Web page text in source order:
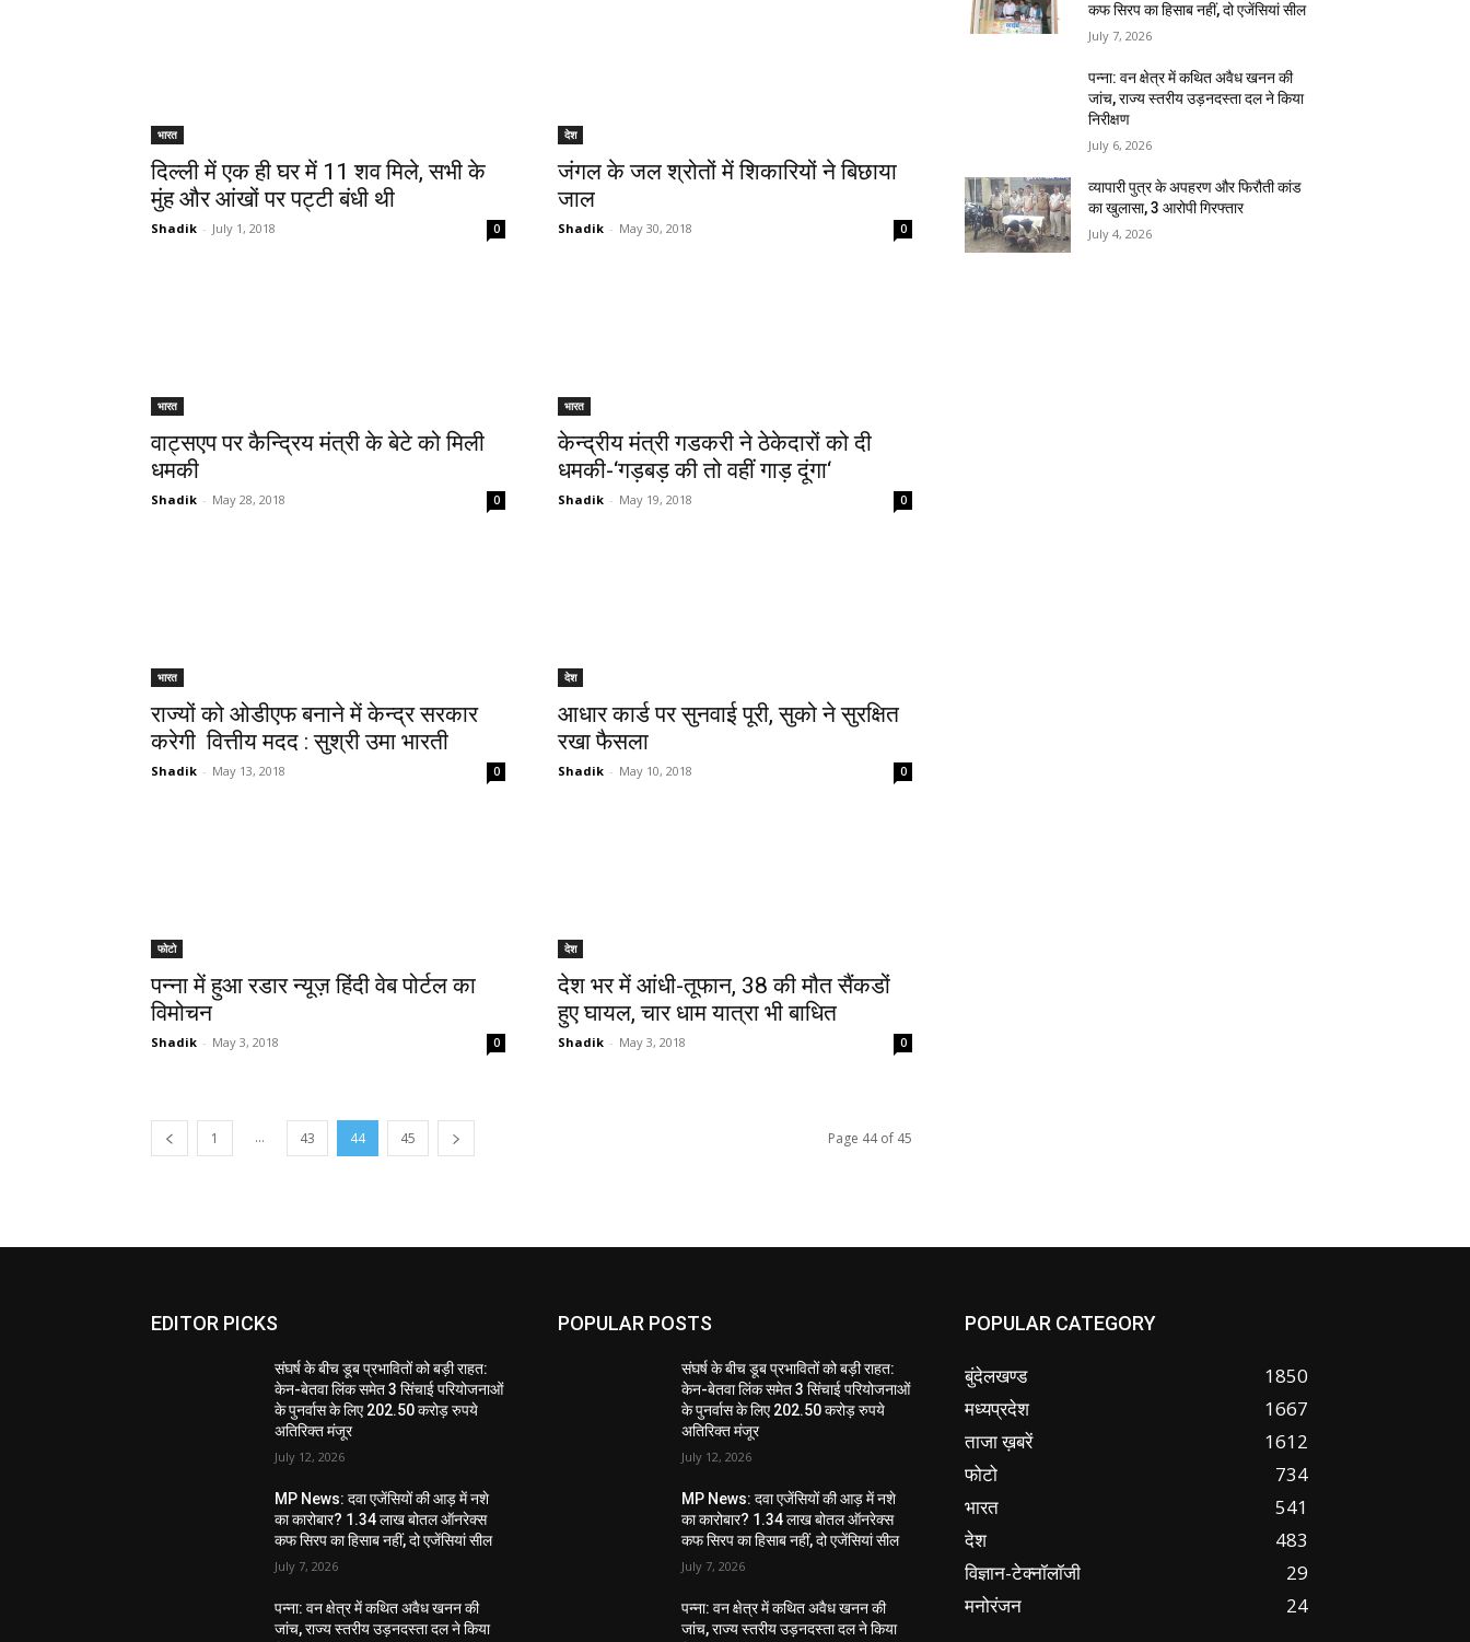
भारत
दिल्ली में एक ही घर में 11 शव मिले, सभी के
मुंह और आंखों पर पट्टी बंधी थी
Shadik - July 1, 2018 0
देश
जंगल के जल श्रोतों में शिकारियों ने बिछाया
जाल
Shadik - May 30, 2018 0
भारत
वाट्सएप पर कैन्द्रिय मंत्री के बेटे को मिली
धमकी
Shadik - May 28, 2018 0
भारत
केन्द्रीय मंत्री गडकरी ने ठेकेदारों को दी
धमकी-‘गड़बड़ की तो वहीं गाड़ दूंगा‘
Shadik - May 19, 2018 0
भारत
राज्यों को ओडीएफ बनाने में केन्द्र सरकार
करेगी वित्तीय मदद : सुश्री उमा भारती
Shadik - May 13, 2018 0
देश
आधार कार्ड पर सुनवाई पूरी, सुको ने सुरक्षित
रखा फैसला
Shadik - May 10, 2018 0
फोटो
पन्ना में हुआ रडार न्यूज़ हिंदी वेब पोर्टल का
विमोचन
Shadik - May 3, 2018 0
देश
देश भर में आंधी-तूफान, 38 की मौत सैंकडों
हुए घायल, चार धाम यात्रा भी बाधित
Shadik - May 3, 2018 0
1 ... 43 44 45 Page 44 of 45
कफ सिरप का हिसाब नहीं, दो एजेंसियां सील
July 7, 2026
पन्ना: वन क्षेत्र में कथित अवैध खनन की
जांच, राज्य स्तरीय उड़नदस्ता दल ने किया
निरीक्षण
July 6, 2026
व्यापारी पुत्र के अपहरण और फिरौती कांड
का खुलासा, 3 आरोपी गिरफ्तार
July 4, 2026
EDITOR PICKS
संघर्ष के बीच डूब प्रभावितों को बड़ी राहत:
केन-बेतवा लिंक समेत 3 सिंचाई परियोजनाओं
के पुनर्वास के लिए 202.50 करोड़ रुपये
अतिरिक्त मंजूर
July 12, 2026
MP News: दवा एजेंसियों की आड़ में नशे
का कारोबार? 1.34 लाख बोतल ऑनरेक्स
कफ सिरप का हिसाब नहीं, दो एजेंसियां सील
July 7, 2026
पन्ना: वन क्षेत्र में कथित अवैध खनन की
जांच, राज्य स्तरीय उड़नदस्ता दल ने किया
POPULAR POSTS
संघर्ष के बीच डूब प्रभावितों को बड़ी राहत:
केन-बेतवा लिंक समेत 3 सिंचाई परियोजनाओं
के पुनर्वास के लिए 202.50 करोड़ रुपये
अतिरिक्त मंजूर
July 12, 2026
MP News: दवा एजेंसियों की आड़ में नशे
का कारोबार? 1.34 लाख बोतल ऑनरेक्स
कफ सिरप का हिसाब नहीं, दो एजेंसियां सील
July 7, 2026
पन्ना: वन क्षेत्र में कथित अवैध खनन की
जांच, राज्य स्तरीय उड़नदस्ता दल ने किया
POPULAR CATEGORY
बुंदेलखण्ड
1850
मध्यप्रदेश
1667
ताजा ख़बरें
1612
फोटो
734
भारत
541
देश
483
विज्ञान-टेक्नॉलॉजी
29
मनोरंजन
24